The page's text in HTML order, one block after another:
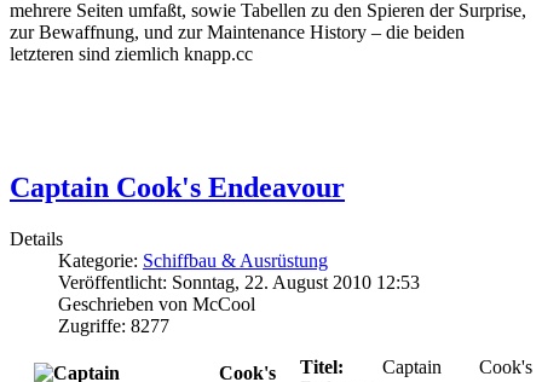
mehrere Seiten umfaßt, sowie Tabellen zu den Spieren der Surprise,
zur Bewaffnung, und zur Maintenance History – die beiden
letzteren sind ziemlich knapp.cc
Captain Cook's Endeavour
Details
Kategorie: Schiffbau & Ausrüstung
Veröffentlicht: Sonntag, 22. August 2010 12:53
Geschrieben von McCool
Zugriffe: 8277
Titel: Captain Cook's